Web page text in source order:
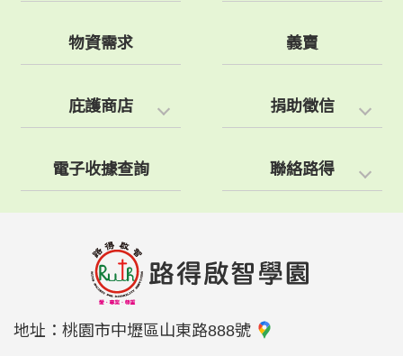
物資需求 義賣
庇護商店 捐助徵信
電子收據查詢 聯絡路得
地址： 桃園市中壢區山東路888號